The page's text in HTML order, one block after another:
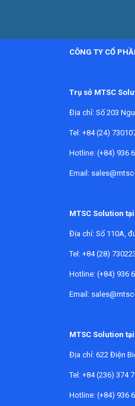
CÔNG TY CỔ
Trụ sở MTSC
Địa chỉ: Số 203
Tel: +84 (24)
Hotline: (+84) 936
Email:
MTSC Solution
Địa chỉ: Số 110A,
Tel: +84 (28)
Hotline: (+84) 936
Email:
MTSC Solution
Địa chỉ: 622 Điện
Tel: +84 (236) 374
Hotline: (+84) 936